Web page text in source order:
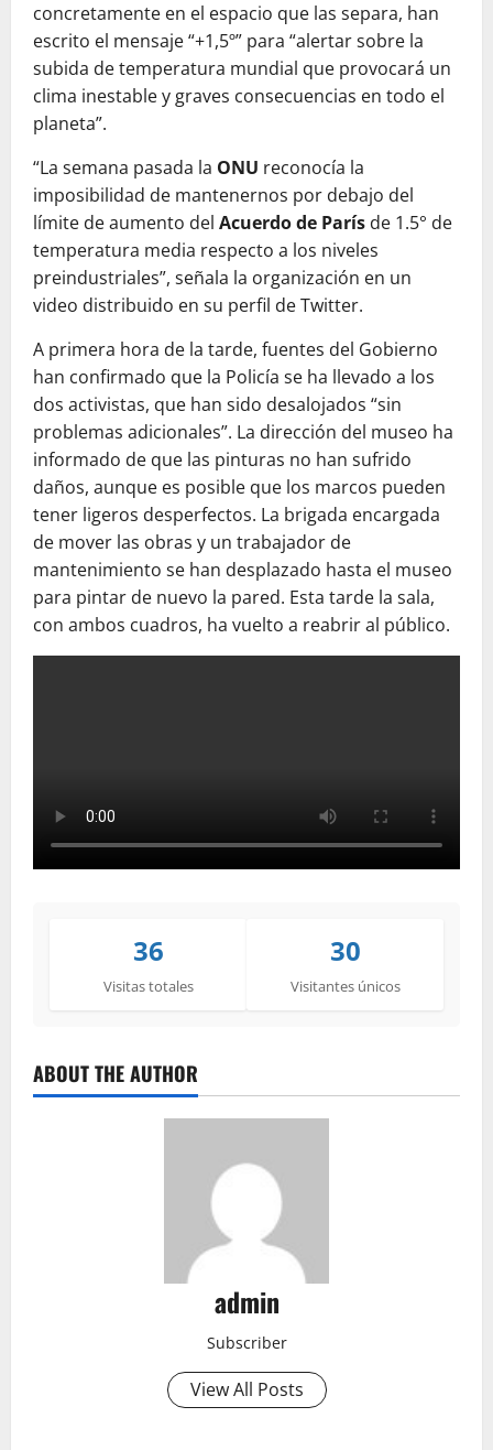
concretamente en el espacio que las separa, han
escrito el mensaje “+1,5º” para “alertar sobre la
subida de temperatura mundial que provocará un
clima inestable y graves consecuencias en todo el
planeta”.
“La semana pasada la ONU reconocía la
imposibilidad de mantenernos por debajo del
límite de aumento del Acuerdo de París de 1.5° de
temperatura media respecto a los niveles
preindustriales”, señala la organización en un
video distribuido en su perfil de Twitter.
A primera hora de la tarde, fuentes del Gobierno
han confirmado que la Policía se ha llevado a los
dos activistas, que han sido desalojados “sin
problemas adicionales”. La dirección del museo ha
informado de que las pinturas no han sufrido
daños, aunque es posible que los marcos pueden
tener ligeros desperfectos. La brigada encargada
de mover las obras y un trabajador de
mantenimiento se han desplazado hasta el museo
para pintar de nuevo la pared. Esta tarde la sala,
con ambos cuadros, ha vuelto a reabrir al público.
36
Visitas totales
30
Visitantes únicos
ABOUT THE AUTHOR
admin
Subscriber
View All Posts